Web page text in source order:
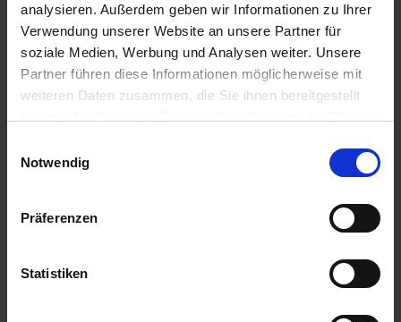
analysieren. Außerdem geben wir Informationen zu Ihrer
Verwendung unserer Website an unsere Partner für
soziale Medien, Werbung und Analysen weiter. Unsere
Partner führen diese Informationen möglicherweise mit
weiteren Daten zusammen, die Sie ihnen bereitgestellt
Notwendig
Präferenzen
Statistiken
August 2026
340,00 € / Eh
330,00 € / Eh
330,00 €pro 1 Einheit
19
ab Mittwoch, 12.
NEU